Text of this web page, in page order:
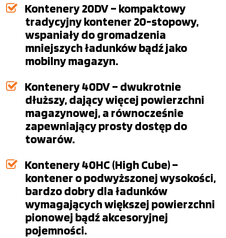
Kontenery 20DV – kompaktowy
tradycyjny kontener 20-stopowy,
wspaniały do gromadzenia
mniejszych ładunków bądź jako
mobilny magazyn.
Kontenery 40DV – dwukrotnie
dłuższy, dający więcej powierzchni
magazynowej, a równocześnie
zapewniający prosty dostęp do
towarów.
Kontenery 40HC (High Cube) –
kontener o podwyższonej wysokości,
bardzo dobry dla ładunków
wymagających większej powierzchni
pionowej bądź akcesoryjnej
pojemności.